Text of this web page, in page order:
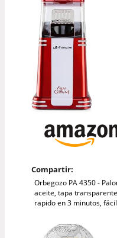
Compartir:
Orbegozo PA 4350 -
aceite, tapa
rapido en 3 minutos,